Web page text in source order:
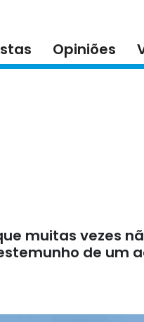
Opiniões
muitas vezes
de um